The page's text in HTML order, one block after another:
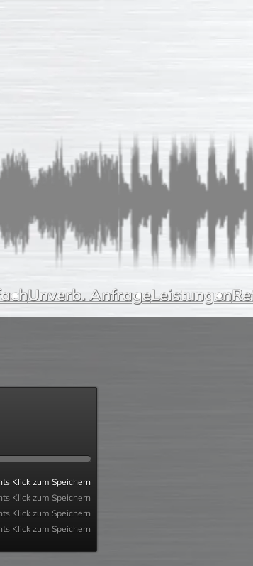
Unverb. AnfrageLeistungen
Klick zum Speichern
Klick zum Speichern
Klick zum Speichern
Klick zum Speichern